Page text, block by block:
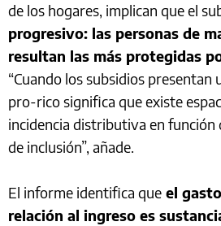
de los hogares, implican que el
progresivo: las personas de
resultan las más protegidas
“Cuando los subsidios
pro-rico significa que existe
incidencia distributiva en función
de inclusión”, añade.
El informe identifica que el
relación al ingreso es